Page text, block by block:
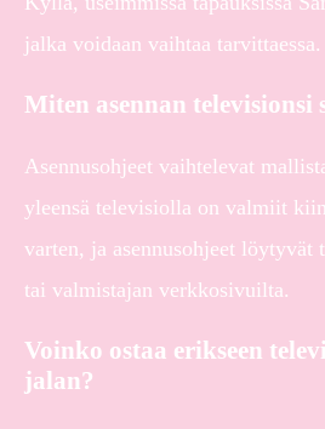
jalka voidaan vaihtaa tarvittaessa.
Miten asennan televisionsi
Asennusohjeet vaihtelevat
yleensä televisiolla on valmiit
varten, ja asennusohjeet löytyvät
tai valmistajan verkkosivuilta.
Voinko ostaa erikseen
jalan?